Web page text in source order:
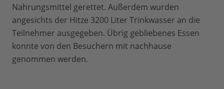
Nahrungsmittel gerettet. Außerdem wurden
angesichts der Hitze 3200 Liter Trinkwasser an die
Teilnehmer ausgegeben. Übrig gebliebenes Essen
konnte von den Besuchern mit nachhause
genommen werden.